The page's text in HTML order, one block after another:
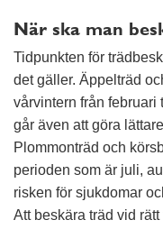
När ska man
Tidpunkten för
det gäller. Äppelträd
vårvintern från
går även att göra
Plommonträd och
perioden som är juli,
risken för sjukdomar
Att beskära träd vid